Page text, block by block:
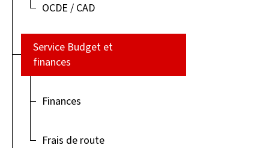
OCDE / CAD
Service Budget et
finances
Finances
Frais de route